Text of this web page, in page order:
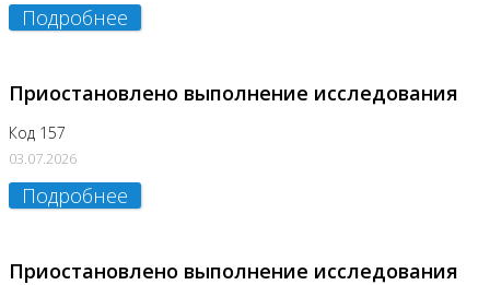
Подробнее
Приостановлено выполнение исследования
Код 157
03.07.2026
Подробнее
Приостановлено выполнение исследования